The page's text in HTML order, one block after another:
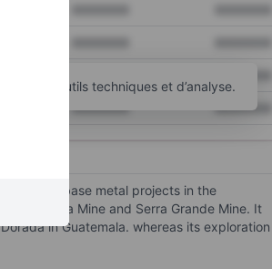
XXXXXXX XXXXXXX
d’autres outils techniques et d’analyse.
and base metal projects in the
Mine and Serra Grande Mine. It
in Guatemala. whereas its exploration